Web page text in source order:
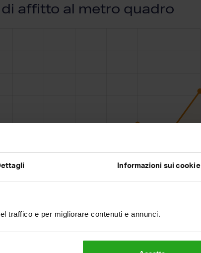
Informazioni sui cookie
traffico e per migliorare contenuti e annunci.
affitto al metro quadro